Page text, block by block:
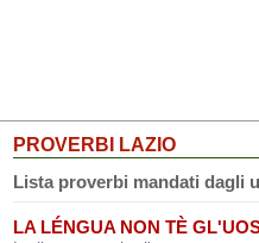
PROVERBI LAZIO
Lista proverbi mandati dagli
LA LÉNGUA NON TÈ